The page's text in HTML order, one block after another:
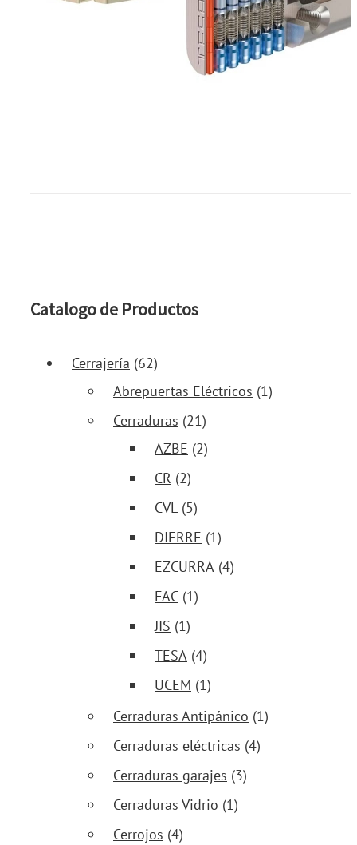
B: Medida Exterior
Indicar mano (derecha o izquierda)
Catalogo de Productos
Cerrajería (62)
Abrepuertas Eléctricos (1)
Cerraduras (21)
AZBE (2)
CR (2)
CVL (5)
DIERRE (1)
EZCURRA (4)
FAC (1)
JIS (1)
TESA (4)
UCEM (1)
Cerraduras Antipánico (1)
Cerraduras eléctricas (4)
Cerraduras garajes (3)
Cerraduras Vidrio (1)
Cerrojos (4)